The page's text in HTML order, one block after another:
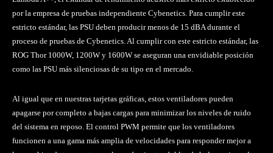
por la empresa de pruebas independiente Cybenetics. Para cumplir este
estricto estándar, las PSU deben producir menos de 15 dBA durante el
proceso de pruebas de Cybenetics. Al cumplir con este estricto estándar, las
ROG Thor 1000W, 1200W y 1600W se aseguran una envidiable posición
como las PSU más silenciosas de su tipo en el mercado.
Al igual que en nuestras tarjetas gráficas, estos ventiladores pueden
apagarse por completo a bajas cargas para minimizar los niveles de ruido
del sistema en reposo. El control PWM permite que los ventiladores
funcionen a una gama más amplia de velocidades para responder mejor a